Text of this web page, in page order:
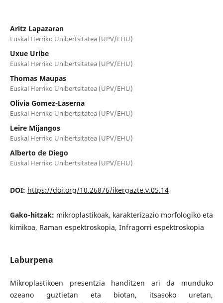
Aritz Lapazaran
Euskal Herriko Unibertsitatea (UPV/EHU)
Uxue Uribe
Euskal Herriko Unibertsitatea (UPV/EHU)
Thomas Maupas
Euskal Herriko Unibertsitatea (UPV/EHU)
Olivia Gomez-Laserna
Euskal Herriko Unibertsitatea (UPV/EHU)
Leire Mijangos
Euskal Herriko Unibertsitatea (UPV/EHU)
Alberto de Diego
Euskal Herriko Unibertsitatea (UPV/EHU)
DOI: https://doi.org/10.26876/ikergazte.v.05.14
Gako-hitzak: mikroplastikoak, karakterizazio morfologiko eta
kimikoa, Raman espektroskopia, Infragorri espektroskopia
Laburpena
Mikroplastikoen presentzia handitzen ari da munduko
ozeano guztietan eta biotan, itsasoko uretan,